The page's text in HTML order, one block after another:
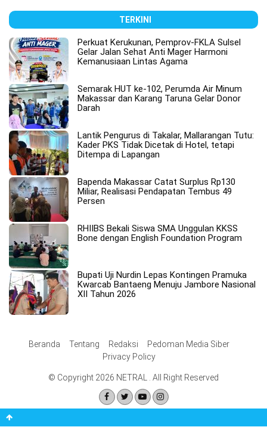
TERKINI
Perkuat Kerukunan, Pemprov-FKLA Sulsel
Gelar Jalan Sehat Anti Mager Harmoni
Kemanusiaan Lintas Agama
Semarak HUT ke-102, Perumda Air Minum
Makassar dan Karang Taruna Gelar Donor
Darah
Lantik Pengurus di Takalar, Mallarangan Tutu:
Kader PKS Tidak Dicetak di Hotel, tetapi
Ditempa di Lapangan
Bapenda Makassar Catat Surplus Rp130
Miliar, Realisasi Pendapatan Tembus 49
Persen
RHIIBS Bekali Siswa SMA Unggulan KKSS
Bone dengan English Foundation Program
Bupati Uji Nurdin Lepas Kontingen Pramuka
Kwarcab Bantaeng Menuju Jambore Nasional
XII Tahun 2026
Beranda Tentang Redaksi
Pedoman Media Siber
Privacy Policy
© Copyright 2026 NETRAL . All Right Reserved